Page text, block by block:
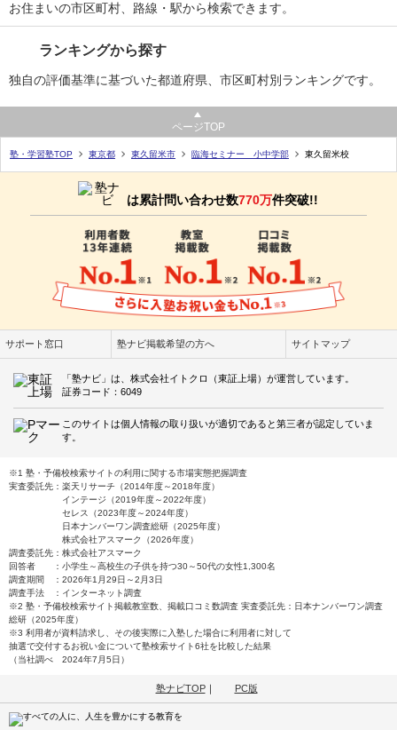
お住まいの市区町村、路線・駅から検索できます。
ランキングから探す
独自の評価基準に基づいた都道府県、市区町村別ランキングです。
ページTOP
塾・学習塾TOP 東京都 東久留米市 臨海セミナー 小中学部 東久留米校
は累計問い合わせ数770万件突破!!
サポート窓口 塾ナビ掲載希望の方へ サイトマップ
「塾ナビ」は、株式会社イトクロ（東証上場）が運営しています。
証券コード：6049
このサイトは個人情報の取り扱いが適切であると第三者が認定していま
す。
※1 塾・予備校検索サイトの利用に関する市場実態把握調査
実査委託先：楽天リサーチ（2014年度～2018年度）
インテージ（2019年度～2022年度）
セレス（2023年度～2024年度）
日本ナンバーワン調査総研（2025年度）
株式会社アスマーク（2026年度）
調査委託先：株式会社アスマーク
回答者 ：小学生～高校生の子供を持つ30～50代の女性1,300名
調査期間 ：2026年1月29日～2月3日
調査手法 ：インターネット調査
※2 塾・予備校検索サイト掲載教室数、掲載口コミ数調査 実査委託先：日本ナンバーワン調査
総研（2025年度）
※3 利用者が資料請求し、その後実際に入塾した場合に利用者に対して
抽選で交付するお祝い金について塾検索サイト6社を比較した結果
（当社調べ 2024年7月5日）
塾ナビTOP｜ PC版